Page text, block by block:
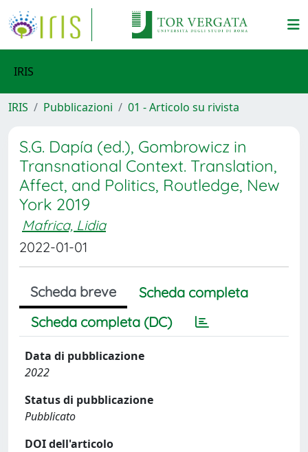
IRIS
IRIS Pubblicazioni 01 - Articolo su rivista
S.G. Dapía (ed.), Gombrowicz in
Transnational Context. Translation,
Affect, and Politics, Routledge, New
York 2019
Mafrica, Lidia
2022-01-01
Scheda breve
Scheda completa
Scheda completa (DC)
Data di pubblicazione
2022
Status di pubblicazione
Pubblicato
DOI dell'articolo